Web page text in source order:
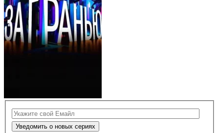
Уведомить о новых сериях